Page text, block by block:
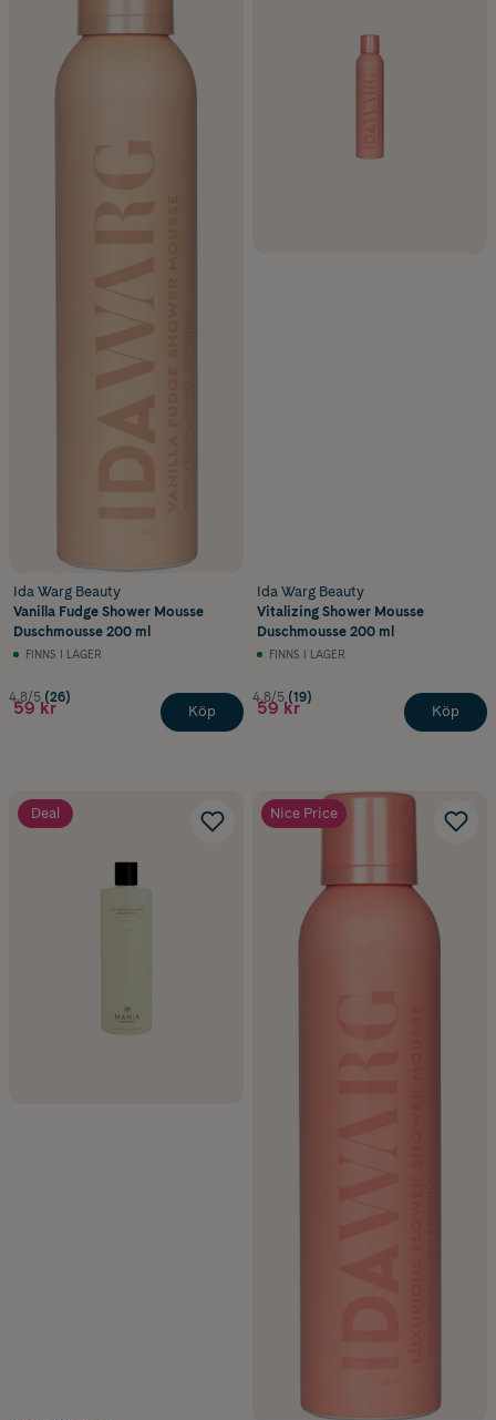
Ida Warg Beauty
Vanilla Fudge Shower Mousse
Duschmousse 200 ml
FINNS I LAGER
4.8/5 (26)
59 kr Köp
Ida Warg Beauty
Vitalizing Shower Mousse
Duschmousse 200 ml
FINNS I LAGER
4.8/5 (19)
59 kr Köp
Deal Nice Price